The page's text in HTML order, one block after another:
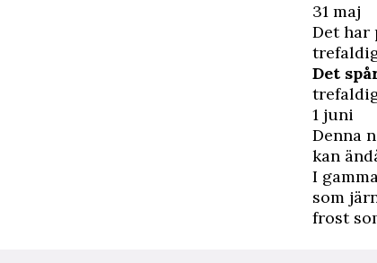
31 maj
Det har
Det
1 juni
Denna
kan
I
som
frost